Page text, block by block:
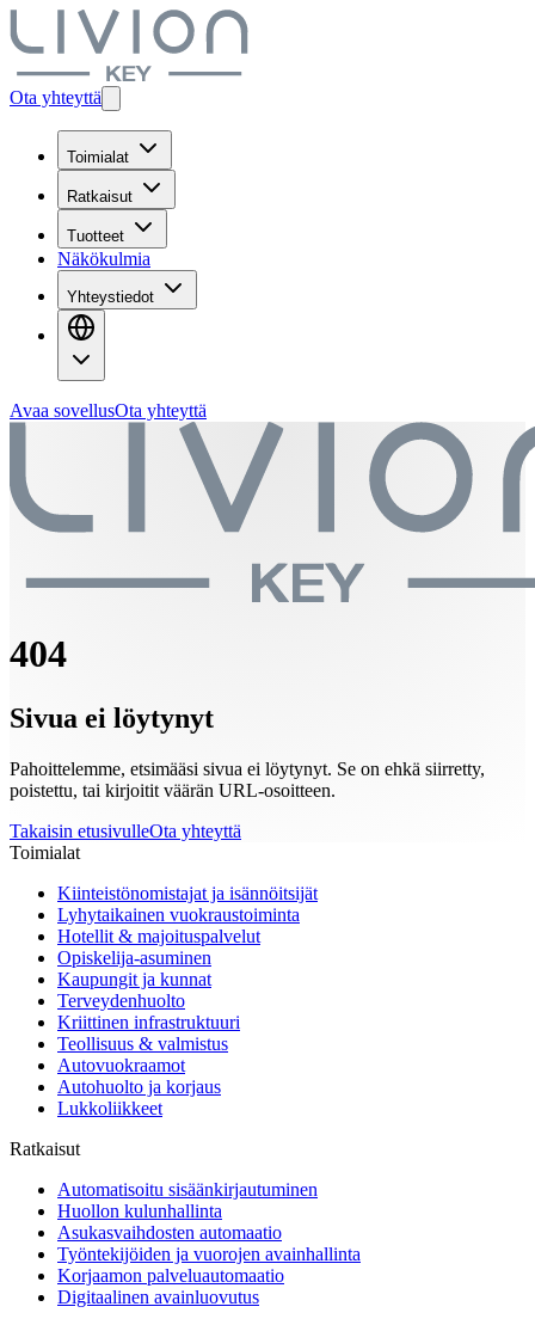
Ota yhteyttä
Toimialat
Ratkaisut
Tuotteet
Näkökulmia
Yhteystiedot
Avaa sovellusOta yhteyttä
404
Sivua ei löytynyt
Pahoittelemme, etsimääsi sivua ei löytynyt. Se on ehkä siirretty,
poistettu, tai kirjoitit väärän URL-osoitteen.
Takaisin etusivulleOta yhteyttä
Toimialat
Kiinteistönomistajat ja isännöitsijät
Lyhytaikainen vuokraustoiminta
Hotellit & majoituspalvelut
Opiskelija-asuminen
Kaupungit ja kunnat
Terveydenhuolto
Kriittinen infrastruktuuri
Teollisuus & valmistus
Autovuokraamot
Autohuolto ja korjaus
Lukkoliikkeet
Ratkaisut
Automatisoitu sisäänkirjautuminen
Huollon kulunhallinta
Asukasvaihdosten automaatio
Työntekijöiden ja vuorojen avainhallinta
Korjaamon palveluautomaatio
Digitaalinen avainluovutus